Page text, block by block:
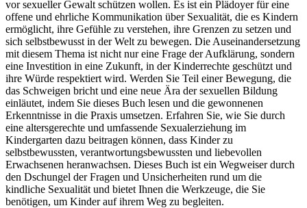
vor sexueller Gewalt schützen wollen. Es ist ein Plädoyer für eine
offene und ehrliche Kommunikation über Sexualität, die es Kindern
ermöglicht, ihre Gefühle zu verstehen, ihre Grenzen zu setzen und
sich selbstbewusst in der Welt zu bewegen. Die Auseinandersetzung
mit diesem Thema ist nicht nur eine Frage der Aufklärung, sondern
eine Investition in eine Zukunft, in der Kinderrechte geschützt und
ihre Würde respektiert wird. Werden Sie Teil einer Bewegung, die
das Schweigen bricht und eine neue Ära der sexuellen Bildung
einläutet, indem Sie dieses Buch lesen und die gewonnenen
Erkenntnisse in die Praxis umsetzen. Erfahren Sie, wie Sie durch
eine altersgerechte und umfassende Sexualerziehung im
Kindergarten dazu beitragen können, dass Kinder zu
selbstbewussten, verantwortungsbewussten und liebevollen
Erwachsenen heranwachsen. Dieses Buch ist ein Wegweiser durch
den Dschungel der Fragen und Unsicherheiten rund um die
kindliche Sexualität und bietet Ihnen die Werkzeuge, die Sie
benötigen, um Kinder auf ihrem Weg zu begleiten.